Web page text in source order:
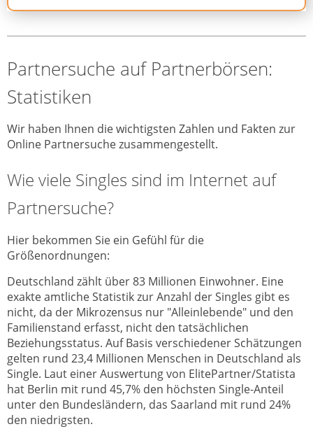
Partnersuche auf Partnerbörsen:
Statistiken
Wir haben Ihnen die wichtigsten Zahlen und Fakten zur
Online Partnersuche zusammengestellt.
Wie viele Singles sind im Internet auf
Partnersuche?
Hier bekommen Sie ein Gefühl für die
Größenordnungen:
Deutschland zählt über 83 Millionen Einwohner. Eine
exakte amtliche Statistik zur Anzahl der Singles gibt es
nicht, da der Mikrozensus nur "Alleinlebende" und den
Familienstand erfasst, nicht den tatsächlichen
Beziehungsstatus. Auf Basis verschiedener Schätzungen
gelten rund 23,4 Millionen Menschen in Deutschland als
Single. Laut einer Auswertung von ElitePartner/Statista
hat Berlin mit rund 45,7% den höchsten Single-Anteil
unter den Bundesländern, das Saarland mit rund 24%
den niedrigsten.